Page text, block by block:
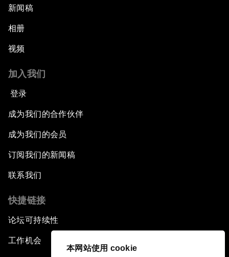
本网站使用 cookie
新闻稿
相册
视频
加入我们
登录
成为我们的合作伙伴
成为我们的会员
订阅我们的新闻稿
联系我们
快捷链接
论坛可持续性
工作机会